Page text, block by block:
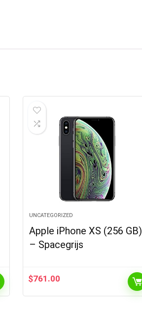
UNCATEGORIZED
Apple iPhone XS (256 GB)
– Spacegrijs
$761.00